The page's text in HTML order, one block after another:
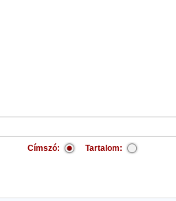
Címszó: Tartalom: